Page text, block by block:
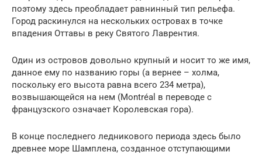
поэтому здесь преобладает равнинный тип рельефа.
Город раскинулся на нескольких островах в точке
впадения Оттавы в реку Святого Лаврентия.
Один из островов довольно крупный и носит то же имя,
данное ему по названию горы (а вернее – холма,
поскольку его высота равна всего 234 метра),
возвышающейся на нем (Montréal в переводе с
французского означает Королевская гора).
В конце последнего ледникового периода здесь было
древнее море Шамплена, созданное отступающими